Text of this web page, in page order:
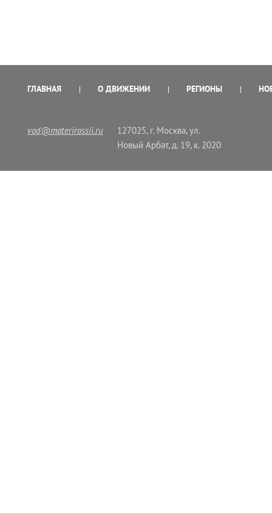
ГЛАВНАЯ О ДВИЖЕНИИ РЕГИОНЫ
vod@materirossii.ru
127025, г. Москва, ул.
Новый Арбат, д. 19, к. 2020